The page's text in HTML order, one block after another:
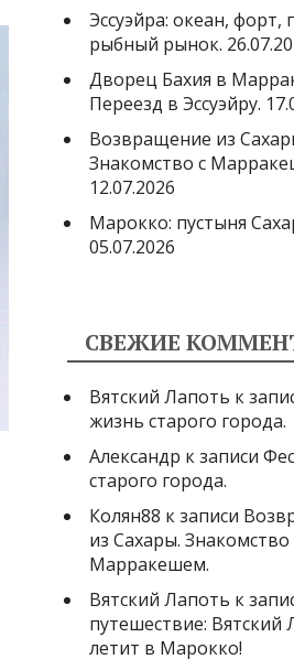
Эссуэйра: океан, форт,
рыбный рынок.
Дворец Бахия в
Переезд в Эссуэйру.
Возвращение из
Знакомство с
12.07.2026
Марокко: пустыня
05.07.2026
СВЕЖИЕ
Вятский Лапоть к
жизнь старого города.
Александр к записи
старого города.
Колян88 к записи
из Сахары. Знакомство
Марракешем.
Вятский Лапоть к
путешествие: Вятский
летит в Марокко!